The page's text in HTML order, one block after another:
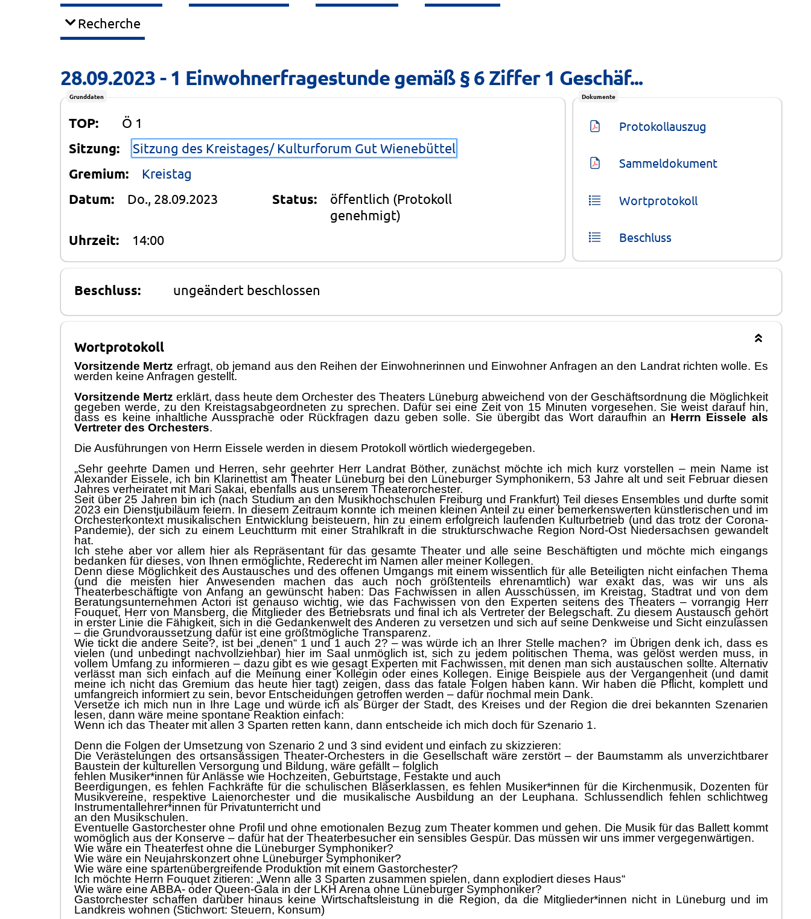
Recherche
28.09.2023 - 1 Einwohnerfragestunde gemäß § 6 Ziffer 1 Geschäf...
Grunddaten
TOP: Ö 1
Sitzung: Sitzung des Kreistages/ Kulturforum Gut Wienebüttel
Gremium: Kreistag
Datum: Do., 28.09.2023 Status: öffentlich (Protokoll
genehmigt)
Uhrzeit: 14:00
Dokumente
Protokollauszug
Sammeldokument
Wortprotokoll
Beschluss
Beschluss: ungeändert beschlossen
Wortprotokoll
Vorsitzende Mertz erfragt, ob jemand aus den Reihen der Einwohnerinnen und Einwohner Anfragen an den Landrat richten wolle. Es
werden keine Anfragen gestellt.
Vorsitzende Mertz erklärt, dass heutedem Orchester des Theaters Lüneburgabweichend von der Geschäftsordnungdie Möglichkeit
gegeben werde, zu den Kreistagsabgeordneten zu sprechen. Dafür sei eine Zeitvon 15 Minuten vorgesehen. Sie weist daraufhin,
dass es keine inhaltliche Aussprache oder Rückfragen dazu geben solle. Sie übergibt das Wortdaraufhin an Herrn Eissele als
Vertreter des Orchesters.
Die Ausführungen von Herrn Eissele werden in diesem Protokoll wörtlich wiedergegeben.
„Sehr geehrte Damen und Herren, sehr geehrter Herr Landrat Böther, zunächst möchte ich mich kurz vorstellen – mein Name ist
Alexander Eissele, ich bin Klarinettist am Theater Lüneburg bei den Lüneburger Symphonikern, 53 Jahre alt und seit Februar diesen
Jahres verheiratet mit Mari Sakai, ebenfalls aus unserem Theaterorchester.
Seit über 25 Jahren bin ich (nach Studium an den Musikhochschulen Freiburg und Frankfurt) Teil dieses Ensembles und durfte somit
2023 ein Dienstjubiläum feiern. In diesem Zeitraum konnte ich meinen kleinen Anteil zu einerbemerkenswerten künstlerischen und im
Orchesterkontext musikalischen Entwicklung beisteuern, hin zu einem erfolgreich laufenden Kulturbetrieb (und das trotz der Corona-
Pandemie), der sich zu einem Leuchtturm mit einer Strahlkraftin die strukturschwache Region Nord-Ost Niedersachsen gewandelt
hat.
Ich stehe aber vorallem hier als Repräsentant für das gesamte Theater und alle seine Beschäftigten und möchte mich eingangs
bedanken für dieses, von Ihnen ermöglichte, Rederecht im Namen aller meiner Kollegen.
Denn diese Möglichkeit des Austausches und des offenen Umgangs mit einem wissentlich für alle Beteiligten nicht einfachen Thema
(und die meisten hierAnwesenden machen das auch noch größtenteils ehrenamtlich) war exaktdas, was wir uns als
Theaterbeschäftigte von Anfang an gewünscht haben: Das Fachwissen in allen Ausschüssen, im Kreistag, Stadtrat und von dem
Beratungsunternehmen Actori ist genauso wichtig, wie das Fachwissen von den Experten seitens des Theaters– vorrangig Herr
Fouquet, Herr von Mansberg, die Mitglieder des Betriebsrats und final ich als Vertreter der Belegschaft. Zu diesem Austausch gehört
in erster Linie die Fähigkeit, sich in die Gedankenwelt des Anderen zu versetzen und sich aufseine Denkweise und Sicht einzulassen
– die Grundvoraussetzung dafür ist eine größtmögliche Transparenz.
Wie tickt die andere Seite?, ist bei „denen“1 und 1 auch 2? –was würde ich an Ihrer Stelle machen? im Übrigen denk ich, dass es
vielen (und unbedingt nachvollziehbar) hier im Saal unmöglich ist, sich zu jedem politischen Thema, was gelöst werden muss, in
vollem Umfang zu informieren –dazu gibt es wie gesagt Experten mit Fachwissen, mit denen man sich austauschen sollte. Alternativ
verlässt man sich einfach auf die Meinung einer Kollegin oder eines Kollegen. Einige Beispiele aus der Vergangenheit (und damit
meine ich nicht das Gremium das heute hier tagt) zeigen, dass das fatale Folgen haben kann. Wir haben die Pflicht, komplett und
umfangreich informiert zu sein, bevor Entscheidungen getroffen werden – dafür nochmal mein Dank.
Versetze ich mich nun in Ihre Lage und würde ich als Bürger der Stadt, des Kreises und der Region die drei bekannten Szenarien
lesen, dann wäre meine spontaneReaktion einfach:
Wenn ich das Theater mit allen 3 Sparten retten kann, dann entscheide ich mich doch für Szenario 1.
Denn die Folgen der Umsetzung von Szenario 2 und 3 sind evident und einfach zu skizzieren:
Die Verästelungen des ortsansässigen Theater-Orchesters in die Gesellschaft wäre zerstört – der Baumstamm als unverzichtbarer
Baustein der kulturellen Versorgung und Bildung, wäre gefällt – folglich
fehlen Musiker*innen für Anlässe wie Hochzeiten, Geburtstage, Festakte und auch
Beerdigungen,es fehlen Fachkräfte für die schulischen Bläserklassen,es fehlen Musiker*innen für die Kirchenmusik, Dozenten für
Musikvereine, respektive Laienorchester und die musikalische Ausbildung an der Leuphana. Schlussendlich fehlen schlichtweg
Instrumentallehrer*innen für Privatunterricht und
an den Musikschulen.
Eventuelle Gastorchesterohne Profil undohneemotionalen Bezug zum Theater kommen und gehen. Die Musik für das Ballett kommt
womöglich aus der Konserve – dafür hat der Theaterbesucher ein sensibles Gespür. Das müssen wir uns immer vergegenwärtigen.
Wie wäre ein Theaterfest ohne die Lüneburger Symphoniker?
Wie wäre ein Neujahrskonzert ohne Lüneburger Symphoniker?
Wie wäre eine spartenübergreifende Produktion mit einem Gastorchester?
Ich möchte Herrn Fouquet zitieren: „Wenn alle 3 Sparten zusammen spielen, dann explodiert dieses Haus“
Wie wäre eine ABBA- oder Queen-Gala in der LKH Arena ohne Lüneburger Symphoniker?
Gastorchester schaffen darüber hinaus keine Wirtschaftsleistung in die Region, da die Mitglieder*innen nicht in Lüneburg und im
Landkreis wohnen (Stichwort: Steuern, Konsum)